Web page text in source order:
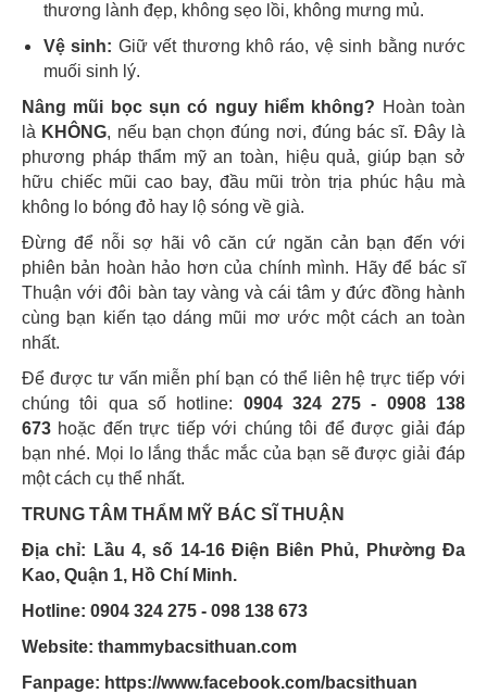
thương lành đẹp, không sẹo lồi, không mưng mủ.
Vệ sinh: Giữ vết thương khô ráo, vệ sinh bằng nước
muối sinh lý.
Nâng mũi bọc sụn có nguy hiểm không? Hoàn toàn
là KHÔNG, nếu bạn chọn đúng nơi, đúng bác sĩ. Đây là
phương pháp thẩm mỹ an toàn, hiệu quả, giúp bạn sở
hữu chiếc mũi cao bay, đầu mũi tròn trịa phúc hậu mà
không lo bóng đỏ hay lộ sóng về già.
Đừng để nỗi sợ hãi vô căn cứ ngăn cản bạn đến với
phiên bản hoàn hảo hơn của chính mình. Hãy để bác sĩ
Thuận với đôi bàn tay vàng và cái tâm y đức đồng hành
cùng bạn kiến tạo dáng mũi mơ ước một cách an toàn
nhất.
Để được tư vấn miễn phí bạn có thể liên hệ trực tiếp với
chúng tôi qua số hotline: 0904 324 275 - 0908 138
673 hoặc đến trực tiếp với chúng tôi để được giải đáp
bạn nhé. Mọi lo lắng thắc mắc của bạn sẽ được giải đáp
một cách cụ thể nhất.
TRUNG TÂM THẨM MỸ BÁC SĨ THUẬN
Địa chỉ: Lầu 4, số 14-16 Điện Biên Phủ, Phường Đa
Kao, Quận 1, Hồ Chí Minh.
Hotline: 0904 324 275 - 098 138 673
Website: thammybacsithuan.com
Fanpage: https://www.facebook.com/bacsithuan